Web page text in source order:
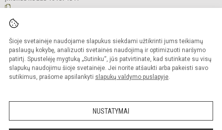
Šioje svetainėje naudojame slapukus siekdami užtikrinti jums teikiamų
paslaugų kokybę, analizuoti svetainės naudojimą ir optimizuoti naršymo
patirtį. Spustelėję mygtuką „Sutinku“, jūs patvirtinate, kad sutinkate su visų
slapukų naudojimu šioje svetainėje. Jei norite atšaukti arba pakeisti savo
sutikimus, prašome apsilankyti slapukų valdymo puslapyje.
NUSTATYMAI
saugomos.
Kopijuoti turinį be raštiško įstaigos administracijos sutikimo griežtai draudžiama
Prieinamumo paraiška Slapukų valdymas
Sumanus būdas atnaujinti